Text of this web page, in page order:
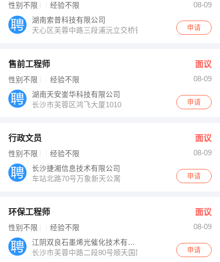
性别不限 经验不限
08-09
湖南索普科技有限公司
天心区芙蓉中路三段浦沅立交桥钱隆樽品12栋801-807
申请
售前工程师 面议
性别不限 经验不限
08-09
湖南天安崟华科技有限公司
长沙市芙蓉区鸿飞大厦1010
申请
行政文员 面议
性别不限 经验不限
08-09
长沙捷湘信息技术有限公司
车站北路70号万象新天公寓
申请
环保工程师 面议
性别不限 经验不限
08-09
江阴双良石墨烯光催化技术有限公司
长沙市芙蓉中路二段80号顺天国际财富中心2002室
申请